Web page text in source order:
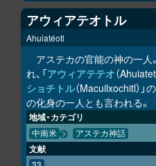
アウィアテオトル
Ahuiatéotl
アステカの官能の神の一人
れ、「アウィアテテオ（
ショチトル（Macuilxochitl）」
の化身の一人とも言われる。
地域・カテゴリ
中南米 アステカ神話
文献